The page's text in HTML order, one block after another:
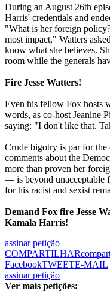
During an August 26th
Harris' credentials and
"What is her foreign
most impact," Watters
know what she believes.
room while the generals
Fire Jesse Watters!
Even his fellow Fox hosts
words, as co-host Jeanine
saying: "I don't like that.
Crude bigotry is par for
comments about the
more than proven her
— is beyond unacceptable
for his racist and sexist
Demand Fox fire Jesse
Kamala Harris!
assinar petição
COMPARTILHAR
FacebookTWEETE-MAIL
assinar petição
Ver mais petições: